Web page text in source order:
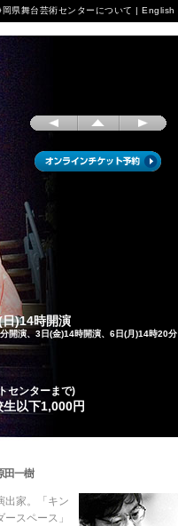
岡県舞台芸術センターについて |English
)14時開演
開演、3日(金)14時開演、6日(月)14時20分
センターまで)
以下1,000円
田一樹
出家。「キン
ースペース」